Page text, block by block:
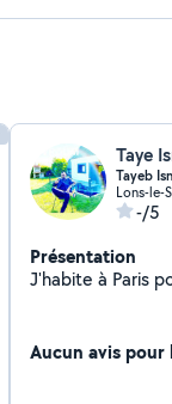
Taye
Tayeb
Lons-le-
-/5
Présentation
J'habite à Paris
Aucun avis